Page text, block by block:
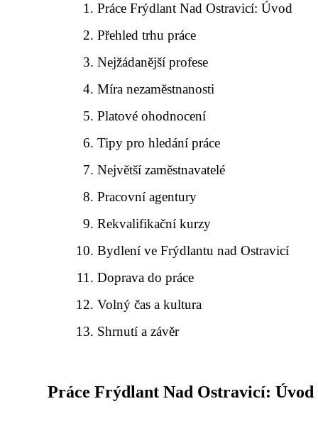
Práce Frýdlant Nad Ostravicí: Úvod
Přehled trhu práce
Nejžádanější profese
Míra nezaměstnanosti
Platové ohodnocení
Tipy pro hledání práce
Největší zaměstnavatelé
Pracovní agentury
Rekvalifikační kurzy
Bydlení ve Frýdlantu nad Ostravicí
Doprava do práce
Volný čas a kultura
Shrnutí a závěr
Práce Frýdlant Nad Ostravicí: Úvod